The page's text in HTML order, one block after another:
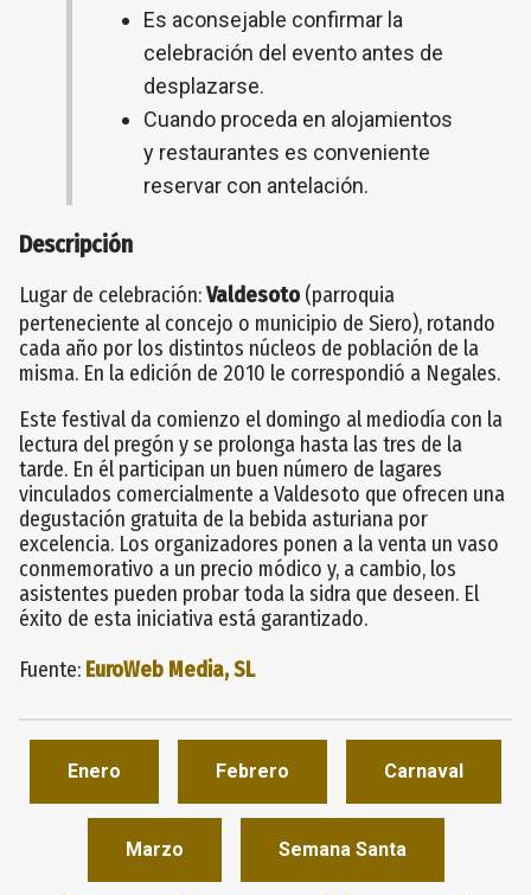
Es aconsejable confirmar la
celebración del evento antes de
desplazarse.
Cuando proceda en alojamientos
y restaurantes es conveniente
reservar con antelación.
Descripción
Lugar de celebración:Valdesoto (parroquia
perteneciente al concejo o municipio de Siero), rotando
cada año por los distintos núcleos de población de la
misma. En la edición de 2010 le correspondió a Negales.
Este festival da comienzo el domingo al mediodía con la
lectura del pregón y se prolonga hasta las tres de la
tarde. En él participan un buen número de lagares
vinculados comercialmente a Valdesoto que ofrecen una
degustación gratuita de la bebida asturiana por
excelencia. Los organizadores ponen a la venta un vaso
conmemorativo a un precio módico y, a cambio, los
asistentes pueden probar toda la sidra que deseen. El
éxito de esta iniciativa está garantizado.
Fuente: EuroWeb Media, SL
Enero Febrero Carnaval
Marzo Semana Santa